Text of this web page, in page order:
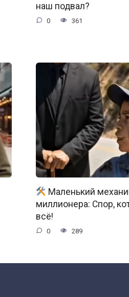
наш подвал?
0 361
Маленький
миллионера: Спор,
всё!
0 289